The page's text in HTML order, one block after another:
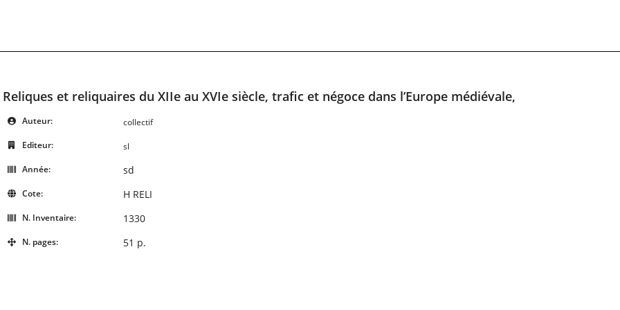
Reliques et reliquaires du XIIe au XVIe siècle, trafic et négoce dans l’Europe médiévale,
Auteur:
collectif
Editeur:
sl
Année:
sd
Cote: H RELI
N. Inventaire: 1330
N. pages: 51 p.